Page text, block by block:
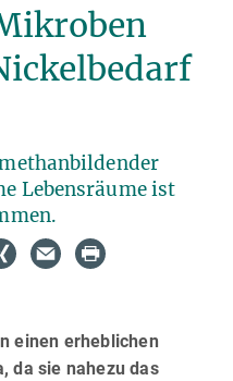
Lebensräume ist
einen erheblichen
da sie nahezu das